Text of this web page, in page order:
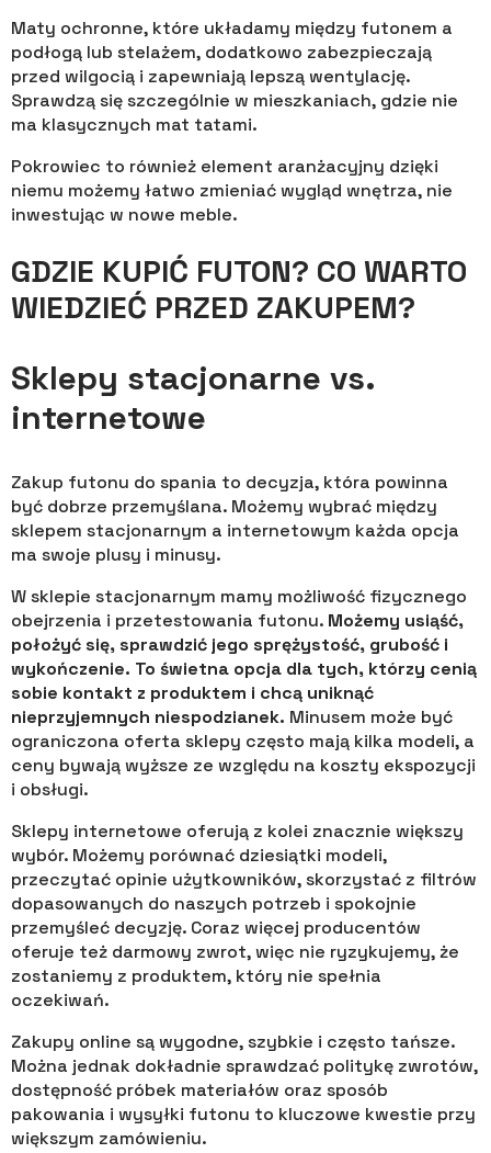
Maty ochronne, które układamy między futonem a
podłogą lub stelażem, dodatkowo zabezpieczają
przed wilgocią i zapewniają lepszą wentylację.
Sprawdzą się szczególnie w mieszkaniach, gdzie nie
ma klasycznych mat tatami.
Pokrowiec to również element aranżacyjny dzięki
niemu możemy łatwo zmieniać wygląd wnętrza, nie
inwestując w nowe meble.
GDZIE KUPIĆ FUTON? CO WARTO
WIEDZIEĆ PRZED ZAKUPEM?
Sklepy stacjonarne vs.
internetowe
Zakup futonu do spania to decyzja, która powinna
być dobrze przemyślana. Możemy wybrać między
sklepem stacjonarnym a internetowym każda opcja
ma swoje plusy i minusy.
W sklepie stacjonarnym mamy możliwość fizycznego
obejrzenia i przetestowania futonu. Możemy usiąść,
położyć się, sprawdzić jego sprężystość, grubość i
wykończenie. To świetna opcja dla tych, którzy cenią
sobie kontakt z produktem i chcą uniknąć
nieprzyjemnych niespodzianek. Minusem może być
ograniczona oferta sklepy często mają kilka modeli, a
ceny bywają wyższe ze względu na koszty ekspozycji
i obsługi.
Sklepy internetowe oferują z kolei znacznie większy
wybór. Możemy porównać dziesiątki modeli,
przeczytać opinie użytkowników, skorzystać z filtrów
dopasowanych do naszych potrzeb i spokojnie
przemyśleć decyzję. Coraz więcej producentów
oferuje też darmowy zwrot, więc nie ryzykujemy, że
zostaniemy z produktem, który nie spełnia
oczekiwań.
Zakupy online są wygodne, szybkie i często tańsze.
Można jednak dokładnie sprawdzać politykę zwrotów,
dostępność próbek materiałów oraz sposób
pakowania i wysyłki futonu to kluczowe kwestie przy
większym zamówieniu.